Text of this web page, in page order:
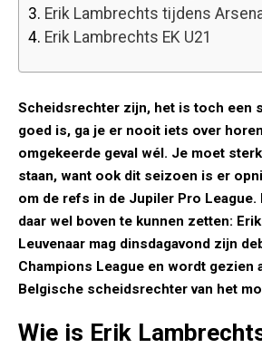
3. Erik Lambrechts tijdens
4. Erik Lambrechts EK U21
Scheidsrechter zijn, het is toch een
goed is, ga je er nooit iets over
omgekeerde geval wél. Je moet
staan, want ook dit seizoen is er
om de refs in de Jupiler Pro League.
daar wel boven te kunnen zetten:
Leuvenaar mag dinsdagavond zijn
Champions League en wordt gezien
Belgische scheidsrechter van het
Wie is Erik